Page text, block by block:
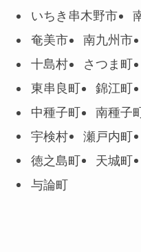
いちき串木野市
奄美市
南九州市
十島村
さつま町
東串良町
錦江町
中種子町
南種子町
宇検村
瀬戸内町
徳之島町
天城町
与論町